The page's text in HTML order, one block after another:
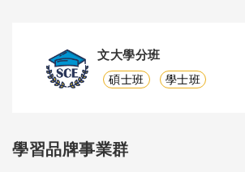
文大學分班
碩士班 學士班
學習品牌事業群